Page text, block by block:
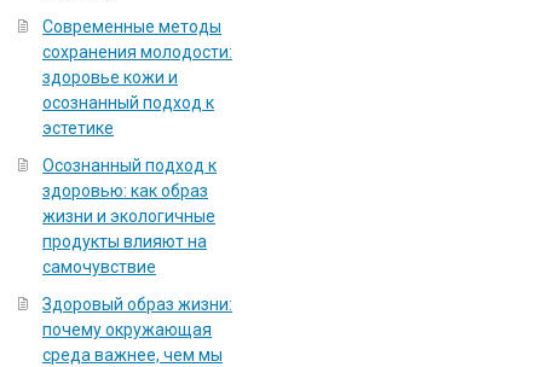
Современные методы
сохранения молодости:
здоровье кожи и
осознанный подход к
эстетике
Осознанный подход к
здоровью: как образ
жизни и экологичные
продукты влияют на
самочувствие
Здоровый образ жизни:
почему окружающая
среда важнее, чем мы